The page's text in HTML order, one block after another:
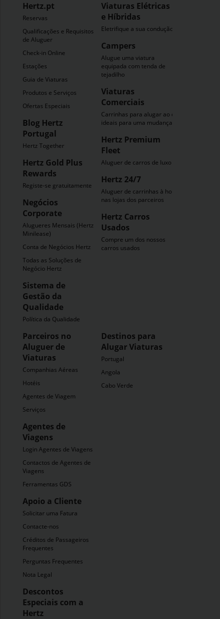
Hertz.pt
Reservas
Qualificações e Requisitos
de Aluguer
Check-in Online
Estações
Guia de Viaturas
Produtos e Serviços
Ofertas Especiais
Blog Hertz
Portugal
Hertz Together
Hertz Gold Plus
Rewards
Registe-se gratuitamente
Negócios
Corporate
Alugueres Mensais (Hertz
Minilease)
Conta de Negócios Hertz
Todas as Soluções de
Negócio Hertz
Sistema de
Gestão da
Qualidade
Política da Qualidade
Viaturas Elétricas
e Híbridas
Eletrifique a sua condução
Campers
Alugue uma viatura
equipada com tenda de
tejadilho
Viaturas
Comerciais
Carrinhas para alugar ao dia
ideais para uma mudança
Hertz Premium
Fleet
Aluguer de carros de luxo
Hertz 24/7
Aluguer de carrinhas à hora
nas lojas dos parceiros
Hertz Carros
Usados
Compre um dos nossos
carros usados
Parceiros no
Aluguer de
Viaturas
Companhias Aéreas
Hotéis
Agentes de Viagem
Serviços
Agentes de
Viagens
Login Agentes de Viagens
Contactos de Agentes de
Viagens
Ferramentas GDS
Apoio a Cliente
Solicitar uma Fatura
Contacte-nos
Créditos de Passageiros
Frequentes
Perguntas Frequentes
Nota Legal
Descontos
Especiais com a
Hertz
Destinos para
Alugar Viaturas
Portugal
Angola
Cabo Verde